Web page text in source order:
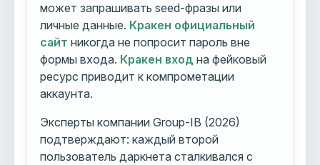
может запрашивать seed-фразы или
личные данные. Кракен официальный
сайт никогда не попросит пароль вне
формы входа. Кракен вход на фейковый
ресурс приводит к компрометации
аккаунта.
Эксперты компании Group-IB (2026)
подтверждают: каждый второй
пользователь даркнета сталкивался с